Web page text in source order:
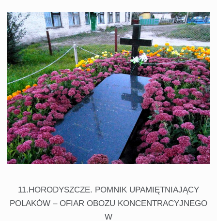
11.HORODYSZCZE. POMNIK UPAMIĘTNIAJĄCY
POLAKÓW – OFIAR OBOZU KONCENTRACYJNEGO
W